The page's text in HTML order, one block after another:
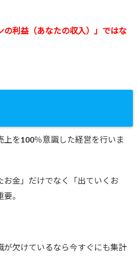
の利益（あなたの収入）」ではな
上を100％意識した経営を行いま
お金」だけでなく「出ていくお
。
が欠けているなら今すぐにも集計